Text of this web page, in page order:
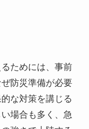
ためには、事前
防災準備が必要
な対策を講じる
場合も多く、急